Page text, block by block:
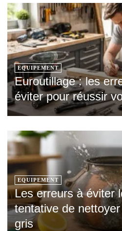
EQUIPEMENT
Euroutillage : les
éviter pour réussir
EQUIPEMENT
Les erreurs à éviter
tentative de
gris